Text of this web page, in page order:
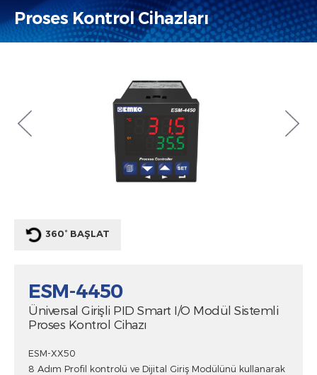
Proses Kontrol Cihazları
360° BAŞLAT
ESM-4450
Üniversal Girişli PID Smart I/O Modül Sistemli
Proses Kontrol Cihazı
ESM-XX50
8 Adım Profil kontrolü ve Dijital Giriş Modülünü kullanarak